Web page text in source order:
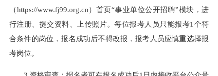
（https://www.fj99.org.cn）首页“事业单位公开招聘”模块，进
行注册、提交资料、上传照片。每位报考人员只能报考1个符
合条件的岗位，报名成功后不得改报，报考人员应慎重选择报
考岗位。